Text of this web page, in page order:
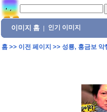
이미지 홈 인기 이미지
홈>> 이전 페이지 >> 성룡, 홍금보